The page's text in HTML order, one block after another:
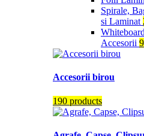
Spirale,
si Laminat
Accesorii 9
Accesorii birou
190 products